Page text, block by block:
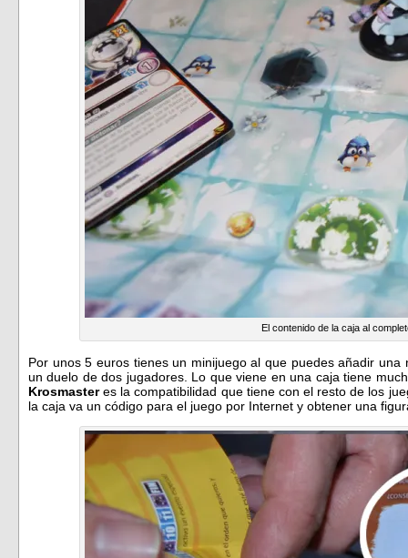
El contenido de la caja al
Por unos 5 euros tienes un minijuego al que puedes añadir
un duelo de dos jugadores. Lo que viene en una caja tiene
Krosmasteres la compatibilidad que tiene con el resto de los
la caja va un código para el juego por Internet y obtener una